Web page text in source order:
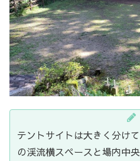
テントサイトは大きく分け
の渓流横スペースと場内中